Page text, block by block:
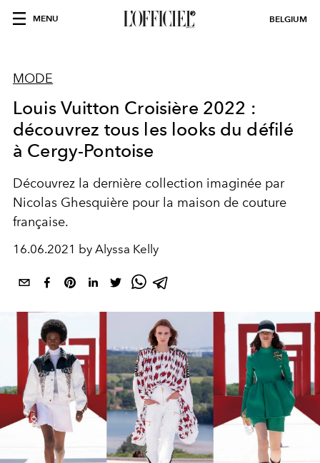
MENU BELGIUM
MODE
Louis Vuitton Croisière 2022 :
découvrez tous les looks du défilé
à Cergy-Pontoise
Découvrez la dernière collection imaginée par
Nicolas Ghesquière pour la maison de couture
française.
16.06.2021 by Alyssa Kelly